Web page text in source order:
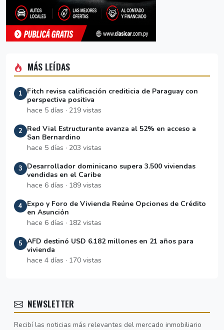
MÁS LEÍDAS
1
Fitch revisa calificación crediticia de Paraguay con
perspectiva positiva
hace 5 días · 219 vistas
2
Red Vial Estructurante avanza al 52% en acceso a
San Bernardino
hace 5 días · 203 vistas
3
Desarrollador dominicano supera 3.500 viviendas
vendidas en el Caribe
hace 6 días · 189 vistas
4
Expo y Foro de Vivienda Reúne Opciones de Crédito
en Asunción
hace 6 días · 182 vistas
5 AFD destinó USD 6.182 millones en 21 años para
vivienda
hace 4 días · 170 vistas
NEWSLETTER
Recibí las noticias más relevantes del mercado inmobiliario